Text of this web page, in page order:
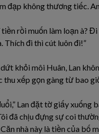
đạp không thương tiếc.
tiền rồi muốn làm loạn à?
Thích đi thì cút luôn đi!”
khỏi môi Huân, Lan
xếp gọn gàng từ bao
Lan đặt tờ giấy xuống
đã chịu đựng sự coi
nhà này là tiền của bố